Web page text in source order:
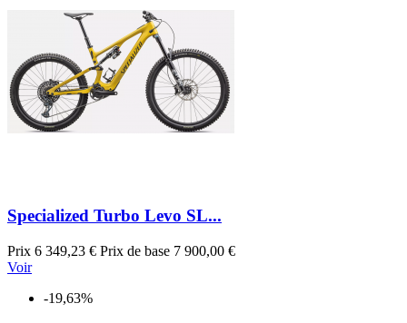
Specialized Turbo Levo SL...
Prix 6 349,23 € Prix de base 7 900,00 €
Voir
-19,63%